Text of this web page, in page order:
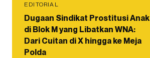
EDITORIAL
Dugaan Sindikat Prostitusi Anak
di Blok M yang Libatkan WNA:
Dari Cuitan di X hingga ke Meja
Polda